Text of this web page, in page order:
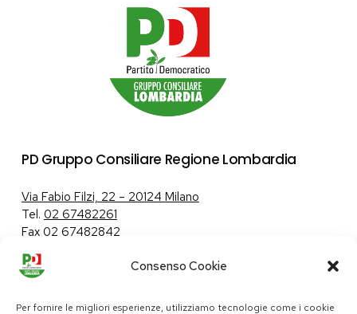
Consenso Cookie
Per fornire le migliori esperienze, utilizziamo tecnologie come i cookie
PD Gruppo Consiliare Regione Lombardia
Via Fabio Filzi, 22 – 20124 Milano
Tel. 02 67482261
Fax 02 67482842
Tutela dei dati personali|Politica sui cookie